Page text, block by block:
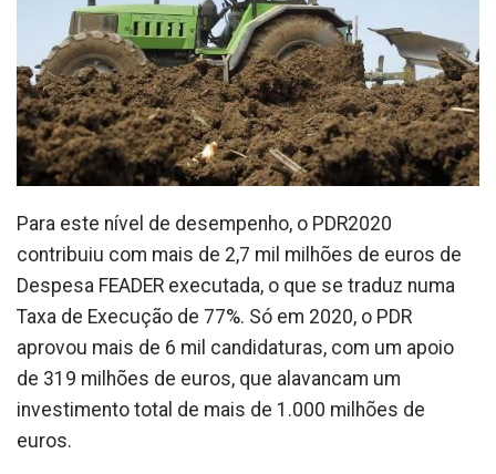
Para este nível de desempenho, o PDR2020
contribuiu com mais de 2,7 mil milhões de euros de
Despesa FEADER executada, o que se traduz numa
Taxa de Execução de 77%. Só em 2020, o PDR
aprovou mais de 6 mil candidaturas, com um apoio
de 319 milhões de euros, que alavancam um
investimento total de mais de 1.000 milhões de
euros.